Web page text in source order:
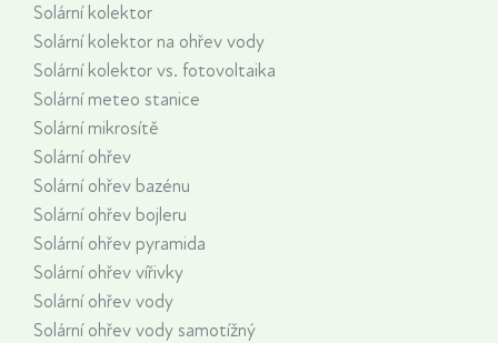
Solární kolektor
Solární kolektor na ohřev vody
Solární kolektor vs. fotovoltaika
Solární meteo stanice
Solární mikrosítě
Solární ohřev
Solární ohřev bazénu
Solární ohřev bojleru
Solární ohřev pyramida
Solární ohřev vířivky
Solární ohřev vody
Solární ohřev vody samotížný